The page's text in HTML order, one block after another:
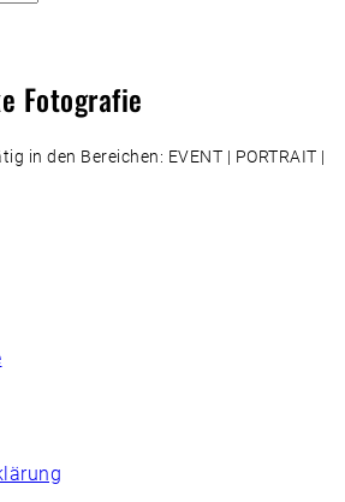
Fotografie
in den Bereichen: EVENT | PORTRAIT |